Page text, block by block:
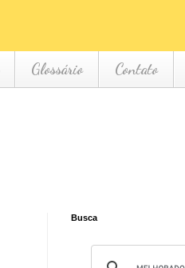
Glossário Contato
Busca